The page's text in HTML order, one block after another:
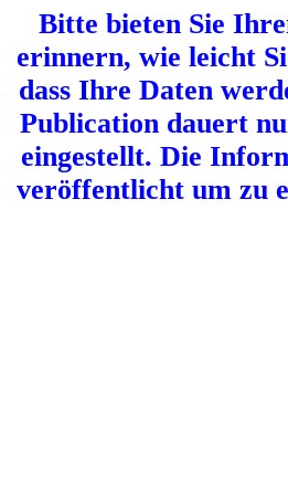
Bitte bieten Sie
erinnern, wie leicht
dass Ihre Daten
Publication dauert
eingestellt. Die
veröffentlicht um zu